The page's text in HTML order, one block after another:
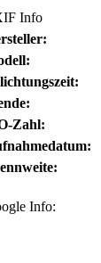
Info
Zahl:
Info: